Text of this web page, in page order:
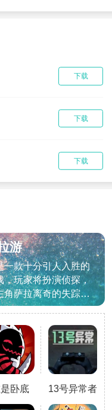
下载
下载
下载
游
一款十分引人入胜的
，玩家将扮演侦探，
角萨拉离奇的失踪
入微地探索她的通讯
数字世界背后的真
1、独特的手机界面
仿佛亲自操作萨拉的
化的线索类型，包
、图片等，考验玩家
力。3、第一人称视
卧底
13号异常者
2025